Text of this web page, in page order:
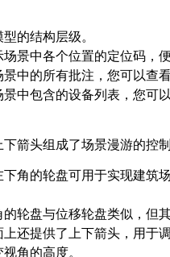
型的结构层级。
场景中各个位置的定位码，
景中的所有批注，您可以查
景中包含的设备列表，您可
箭头组成了场景漫游的控制
下角的轮盘可用于实现建筑
的轮盘与位移轮盘类似，但
上还提供了上下箭头，用于
角的高度。